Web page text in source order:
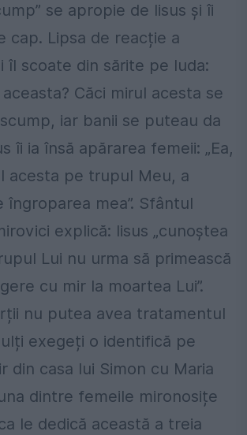
se apropie de Iisus și îi
cap. Lipsa de reacție a
îl scoate din sărite pe Iuda:
aceasta? Căci mirul acesta se
iar banii se puteau da
îi ia însă apărarea femeii: „Ea,
acesta pe trupul Meu, a
mea”. Sfântul
explică: Iisus „cunoștea
Lui nu urma să primească
cu mir la moartea Lui”.
nu putea avea tratamentul
exegeți o identifică pe
din casa lui Simon cu Maria
dintre femeile mironosițe
le dedică această a treia